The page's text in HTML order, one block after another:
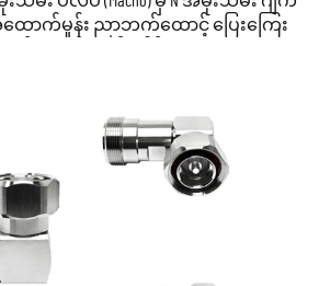
အထောက်မှုန်း ညာဘက်ထောင့် ပြေးကြေး